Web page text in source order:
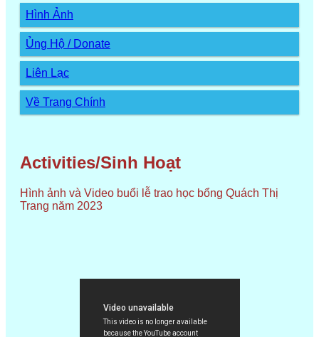
Hình Ảnh
Ủng Hộ / Donate
Liên Lạc
Về Trang Chính
Activities/Sinh Hoạt
Hình ảnh và Video buổi lễ trao học bổng Quách Thị
Trang năm 2023